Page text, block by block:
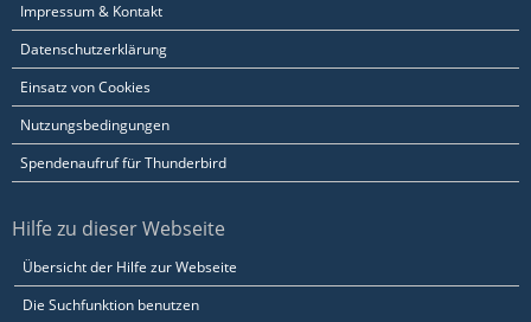
Impressum & Kontakt
Datenschutzerklärung
Einsatz von Cookies
Nutzungsbedingungen
Spendenaufruf für Thunderbird
Hilfe zu dieser Webseite
Übersicht der Hilfe zur Webseite
Die Suchfunktion benutzen